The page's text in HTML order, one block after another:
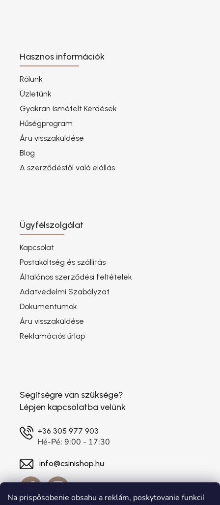
Na prispôsobenie obsahu a reklám, poskytovanie funkcií
Hasznos információk
Rólunk
Üzletünk
Gyakran Ismételt Kérdések
Hűségprogram
Áru visszaküldése
Blog
A szerződéstől való elállás
Ügyfélszolgálat
Kapcsolat
Postaköltség és szállítás
Általános szerződési feltételek
Adatvédelmi Szabályzat
Dokumentumok
Áru visszaküldése
Reklamációs űrlap
Segítségre van szüksége?
Lépjen kapcsolatba velünk
+36 305 977 903
Hé-Pé: 9:00 - 17:30
info@csinishop.hu